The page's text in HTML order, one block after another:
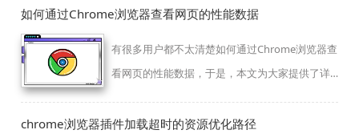
如何通过Chrome浏览器查看网页的性能数据
有很多用户都不太清楚如何通过Chrome浏览器查
看网页的性能数据，于是，本文为大家提供了详
chrome浏览器插件加载超时的资源优化路径